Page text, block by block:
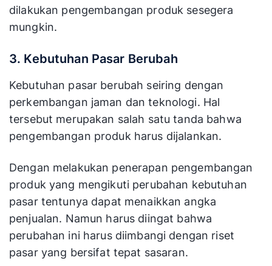
dilakukan pengembangan produk sesegera
mungkin.
3. Kebutuhan Pasar Berubah
Kebutuhan pasar berubah seiring dengan
perkembangan jaman dan teknologi. Hal
tersebut merupakan salah satu tanda bahwa
pengembangan produk harus dijalankan.
Dengan melakukan penerapan pengembangan
produk yang mengikuti perubahan kebutuhan
pasar tentunya dapat menaikkan angka
penjualan. Namun harus diingat bahwa
perubahan ini harus diimbangi dengan riset
pasar yang bersifat tepat sasaran.